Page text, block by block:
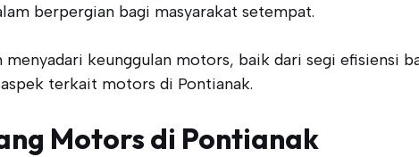
berpergian bagi masyarakat setempat.
menyadari keunggulan motors, baik dari segi efisiensi
terkait motors di Pontianak.
Motors di Pontianak